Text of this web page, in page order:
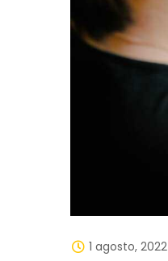
1 agosto, 2022